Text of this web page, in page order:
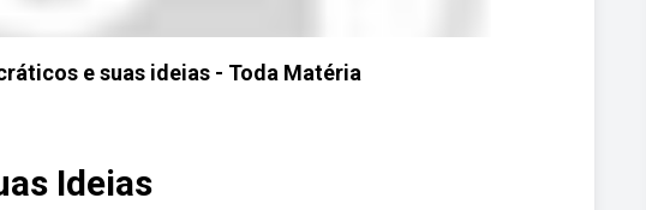
e suas ideias - Toda Matéria
Ideias